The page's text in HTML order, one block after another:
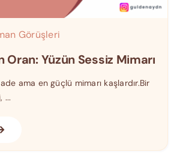
Görüşleri
Oran: Yüzün Sessiz Mimarı
ama en güçlü mimarı kaşlardır.Bir
...